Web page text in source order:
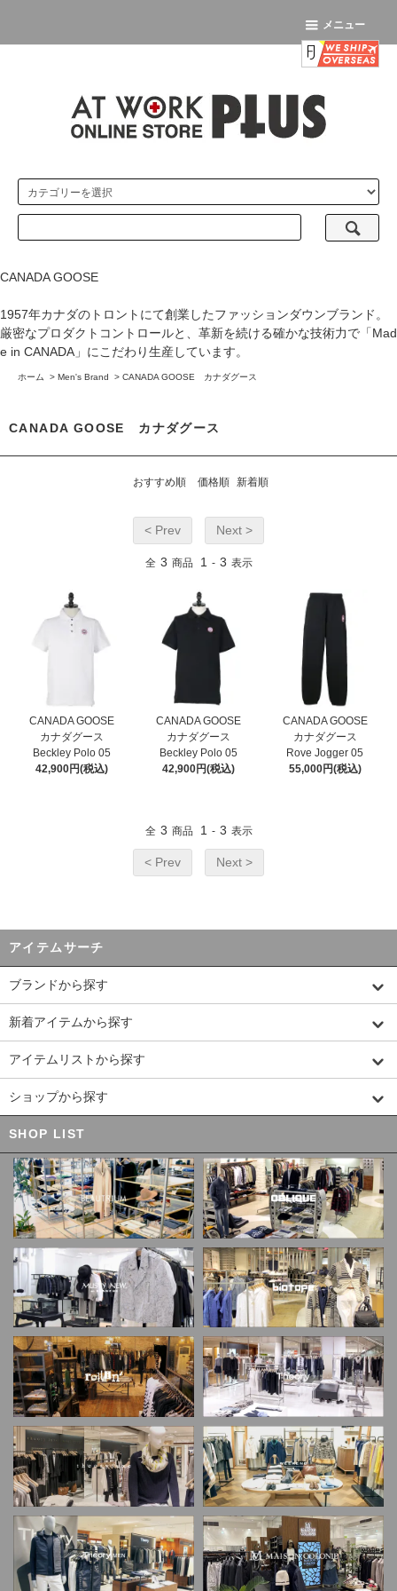
メニュー
CANADA GOOSE
1957年カナダのトロントにて創業したファッションダウンブランド。
厳密なプロダクトコントロールと、革新を続ける確かな技術力で「Mad
e in CANADA」にこだわり生産しています。
ホーム > Men's Brand > CANADA GOOSE カナダグース
CANADA GOOSE カナダグース
おすすめ順 価格順 新着順
< Prev Next >
全 3 商品 1 - 3 表示
CANADA GOOSE
カナダグース
Beckley Polo 05
42,900円(税込)
CANADA GOOSE
カナダグース
Beckley Polo 05
42,900円(税込)
CANADA GOOSE
カナダグース
Rove Jogger 05
55,000円(税込)
全 3 商品 1 - 3 表示
< Prev Next >
アイテムサーチ
ブランドから探す
新着アイテムから探す
アイテムリストから探す
ショップから探す
SHOP LIST